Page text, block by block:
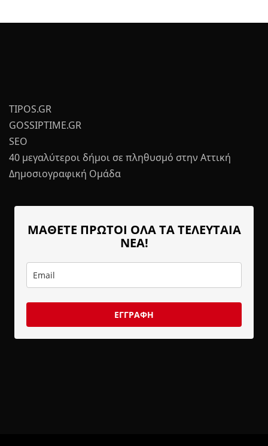
TIPOS.GR
GOSSIPTIME.GR
SEO
40 μεγαλύτεροι δήμοι σε πληθυσμό στην Αττική
Δημοσιογραφική Ομάδα
ΜΑΘΕΤΕ ΠΡΩΤΟΙ ΟΛΑ ΤΑ ΤΕΛΕΥΤΑΙΑ
ΝΕΑ!
ΕΓΓΡΑΦΗ